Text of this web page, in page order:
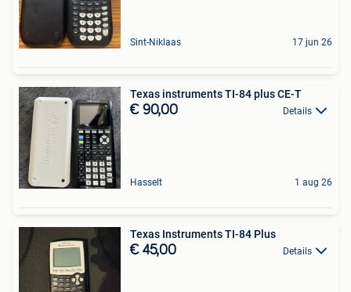
Sint-Niklaas 17 jun 26
Texas instruments TI-84 plus CE-T
€ 90,00 Details
Hasselt 1 aug 26
Texas Instruments TI-84 Plus
€ 45,00 Details